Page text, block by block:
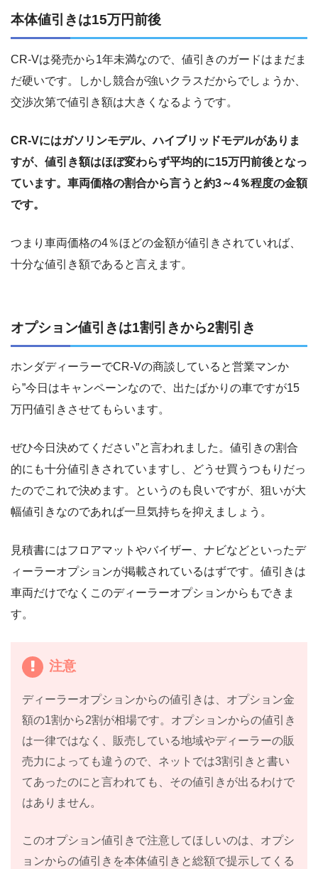
本体値引きは15万円前後
CR-Vは発売から1年未満なので、値引きのガードはまだま
だ硬いです。しかし競合が強いクラスだからでしょうか、
交渉次第で値引き額は大きくなるようです。
CR-Vにはガソリンモデル、ハイブリッドモデルがありま
すが、値引き額はほぼ変わらず平均的に15万円前後となっ
ています。車両価格の割合から言うと約3～4％程度の金額
です。
つまり車両価格の4％ほどの金額が値引きされていれば、
十分な値引き額であると言えます。
オプション値引きは1割引きから2割引き
ホンダディーラーでCR-Vの商談していると営業マンか
ら”今日はキャンペーンなので、出たばかりの車ですが15
万円値引きさせてもらいます。
ぜひ今日決めてください”と言われました。値引きの割合
的にも十分値引きされていますし、どうせ買うつもりだっ
たのでこれで決めます。というのも良いですが、狙いが大
幅値引きなのであれば一旦気持ちを抑えましょう。
見積書にはフロアマットやバイザー、ナビなどといったデ
ィーラーオプションが掲載されているはずです。値引きは
車両だけでなくこのディーラーオプションからもできま
す。
注意
ディーラーオプションからの値引きは、オプション金
額の1割から2割が相場です。オプションからの値引き
は一律ではなく、販売している地域やディーラーの販
売力によっても違うので、ネットでは3割引きと書い
てあったのにと言われても、その値引きが出るわけで
はありません。
このオプション値引きで注意してほしいのは、オプシ
ョンからの値引きを本体値引きと総額で提示してくる